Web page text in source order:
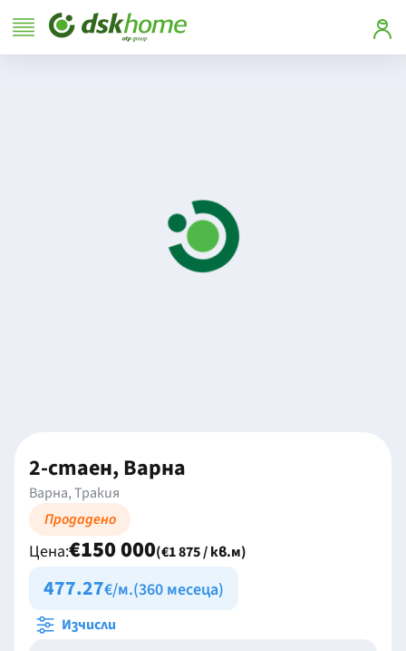
2-стаен, Варна
Варна, Тракия
Продадено
Цена:€150 000(€1 875 / кв.м)
477.27€/м.(360 месеца)
Изчисли